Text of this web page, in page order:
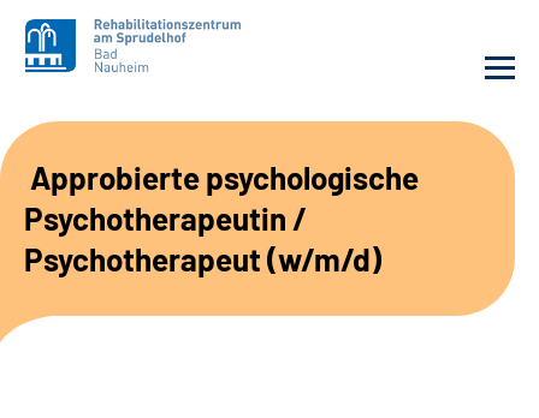
Unsere Angebote
Approbierte psychologische
Psychotherapeutin /
Psychotherapeut (w/m/d)